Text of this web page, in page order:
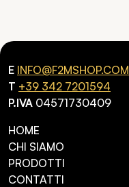
E INFO@F2MSHOP.COM
T +39 342 7201594
P.IVA 04571730409
HOME
CHI SIAMO
PRODOTTI
CONTATTI